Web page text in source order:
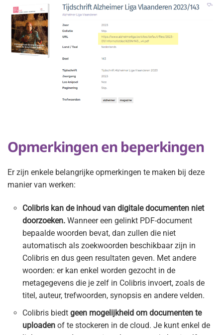
Opmerkingen en beperkingen
Er zijn enkele belangrijke opmerkingen te maken bij deze
manier van werken:
Colibris kan de inhoud van digitale documenten niet
doorzoeken. Wanneer een gelinkt PDF-document
bepaalde woorden bevat, dan zullen die niet
automatisch als zoekwoorden beschikbaar zijn in
Colibris en dus geen resultaten geven. Met andere
woorden: er kan enkel worden gezocht in de
metagegevens die je zelf in Colibris invoert, zoals de
titel, auteur, trefwoorden, synopsis en andere velden.
Colibris biedt geen mogelijkheid om documenten te
uploaden of te stockeren in de cloud. Je kunt enkel de